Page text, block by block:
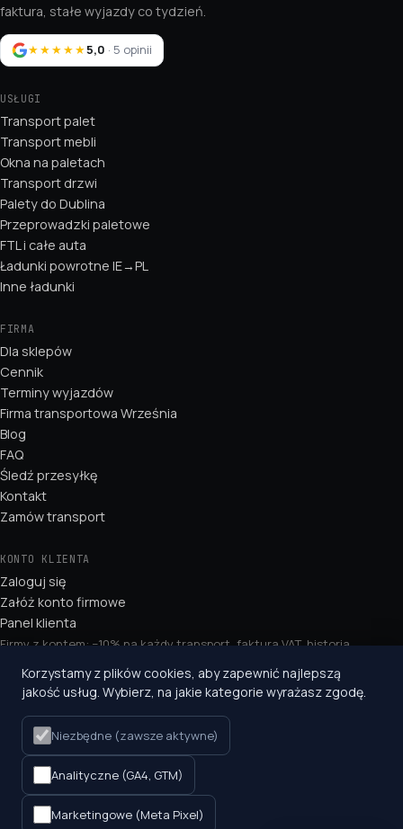
faktura, stałe wyjazdy co tydzień.
★★★★★5,0 · 5 opinii
USŁUGI
Transport palet
Transport mebli
Okna na paletach
Transport drzwi
Palety do Dublina
Przeprowadzki paletowe
FTL i całe auta
Ładunki powrotne IE→PL
Inne ładunki
FIRMA
Dla sklepów
Cennik
Terminy wyjazdów
Firma transportowa Września
Blog
FAQ
Śledź przesyłkę
Kontakt
Zamów transport
KONTO KLIENTA
Zaloguj się
Załóż konto firmowe
Panel klienta
Firmy z kontem: −10% na każdy transport, faktura VAT, historia
+48 660 534 291
kontakt@expresstrucks.pl
Września, ul. Leśna 10
Ballivor, Co. Meath (IE)
Korzystamy z plików cookies, aby zapewnić najlepszą
jakość usług. Wybierz, na jakie kategorie wyrażasz zgodę.
Niezbędne (zawsze aktywne)
Analityczne (GA4, GTM)
Marketingowe (Meta Pixel)